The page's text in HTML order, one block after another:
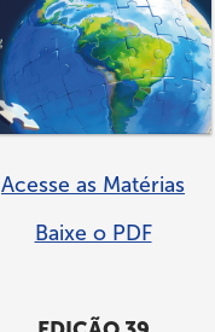
Acesse as Matérias
Baixe o PDF